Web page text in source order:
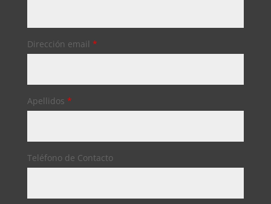
Dirección email *
Apellidos *
Teléfono de Contacto